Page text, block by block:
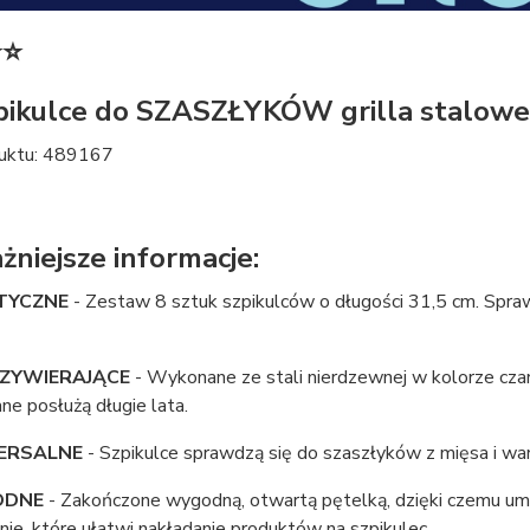
do SZASZŁYKÓW grilla
489167
informacje:
- Zestaw 8 sztuk szpikulców o długości 31,5 cm.
- Wykonane ze stali nierdzewnej w kolorze
posłużą długie lata.
- Szpikulce sprawdzą się do szaszłyków z mięsa i
- Zakończone wygodną, otwartą pętelką, dzięki czemu